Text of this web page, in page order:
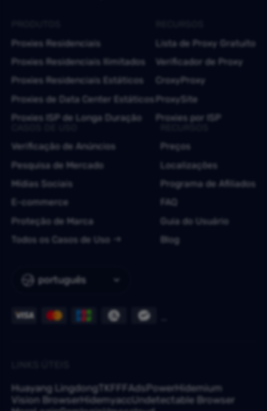
português
Proxies Residenciais
Proxies Residenciais Ilimitados
Proxies Residenciais Estáticos
Proxies de Data Center Estáticos
Proxies ISP de Longa Duração
Lista de Proxy Gratuito
Verificador de Proxy
CroxyProxy
ProxySite
Proxies por ISP
Verificação de Anúncios
Pesquisa de Mercado
Mídias Sociais
E-commerce
Proteção de Marca
Todos os Casos de Uso
Preços
Localizações
Programa de Afiliados
FAQ
Guia do Usuário
Blog
Huayang Lingdong TKFFF AdsPowerHidemium
Vision BrowserHidemyaccUndetectable Browser